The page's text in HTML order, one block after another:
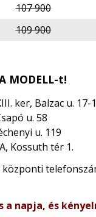
107 900
109 900
MODELL-t!
ker, Balzac u. 17-
u. 58
u. 119
Kossuth tér 1.
a napja, és